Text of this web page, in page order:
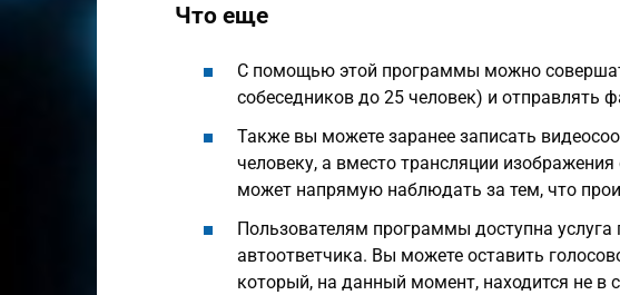
Что еще
С помощью этой программы можно
собеседников до 25 человек) и отправлять
Также вы можете заранее записать
человеку, а вместо трансляции
может напрямую наблюдать за тем, что
Пользователям программы доступна услуга
автоответчика. Вы можете оставить
который, на данный момент, находится не в